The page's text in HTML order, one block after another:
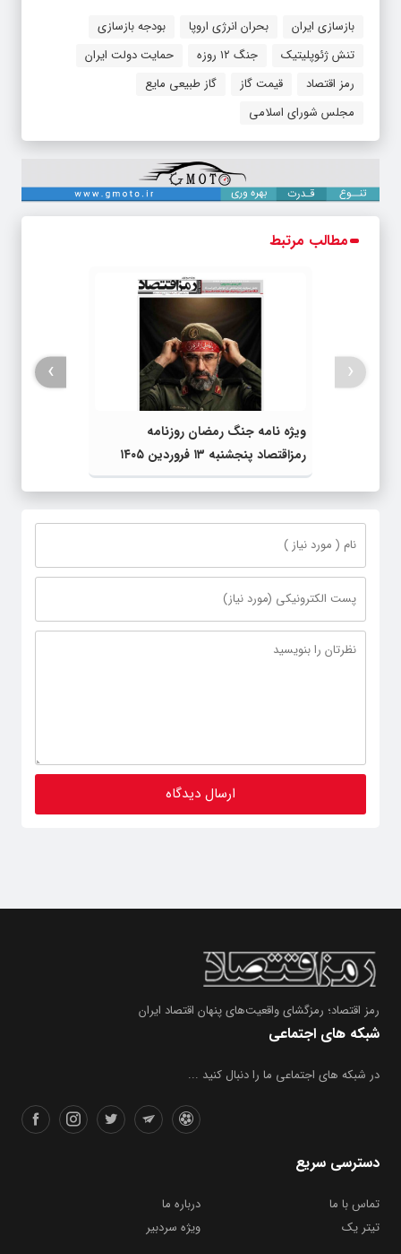
بازسازی ایران بحران انرژی اروپا
بودجه بازسازی
تنش ژئوپلیتیک
جنگ ۱۲ روزه
حمایت دولت ایران
رمز اقتصاد
قیمت گاز
گاز طبیعی مایع
مجلس شورای اسلامی
مطالب مرتبط
ویژه نامه جنگ رمضان روزنامه
رمزاقتصاد پنجشنبه ۱۳ فروردین ۱۴۰۵
‹
›
رمز اقتصاد؛ رمزگشای واقعیت‌های پنهان اقتصاد ایران
شبکه های اجتماعی
در شبکه های اجتماعی ما را دنبال کنید ...
دسترسی سریع
تماس با ما
درباره ما
تیتر یک
ویژه سردبیر